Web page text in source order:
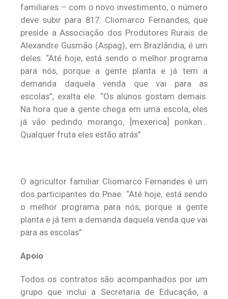
familiares – com o novo investimento, o número
deve subir para 817. Cliomarco Fernandes, que
preside a Associação dos Produtores Rurais de
Alexandre Gusmão (Aspag), em Brazlândia, é um
deles. “Até hoje, está sendo o melhor programa
para nós, porque a gente planta e já tem a
demanda daquela venda que vai para as
escolas”, exalta ele. “Os alunos gostam demais.
Na hora que a gente chega em uma escola, eles
já vão pedindo morango, [mexerica] ponkan…
Qualquer fruta eles estão atrás”.
O agricultor familiar Cliomarco Fernandes é um
dos participantes do Pnae: “Até hoje, está sendo
o melhor programa para nós, porque a gente
planta e já tem a demanda daquela venda que vai
para as escolas”
Apoio
Todos os contratos são acompanhados por um
grupo que inclui a Secretaria de Educação, a